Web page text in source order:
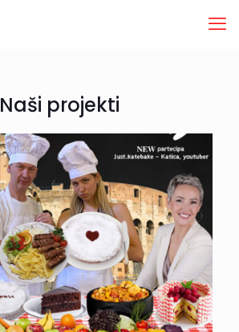
Naši projekti